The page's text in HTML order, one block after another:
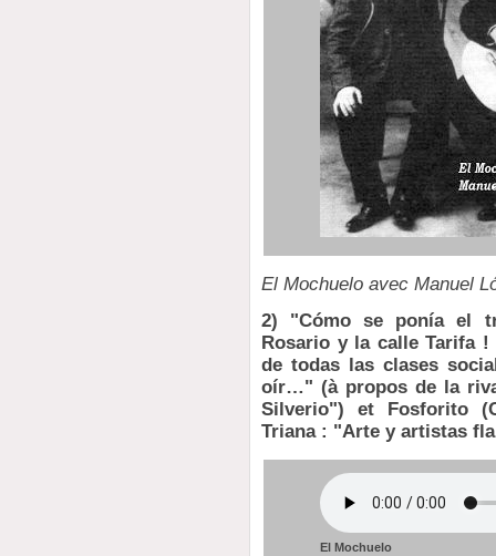
El Mochuelo avec Manuel
2) "Cómo se ponía el
Rosario y la calle Tarifa !
de todas las clases
oír…" (à propos de la
Silverio") et Fosforito
Triana : "Arte y artistas
El Mochuelo